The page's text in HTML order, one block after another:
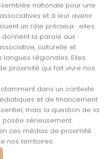
nationale pour une
et à leur avenir.
un rôle précieux : elles
la parole aux
culturelle et
régionales. Elles
proximité qui fait vivre nos
dans un contexte
et de financement
mais la question de la
sérieusement.
ces médias de proximité
nos territoires.